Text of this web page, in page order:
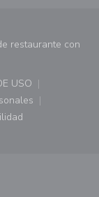
restaurante con
nueva ventana))
USO
en una nueva
nueva ventana))
ventana))
en una nueva